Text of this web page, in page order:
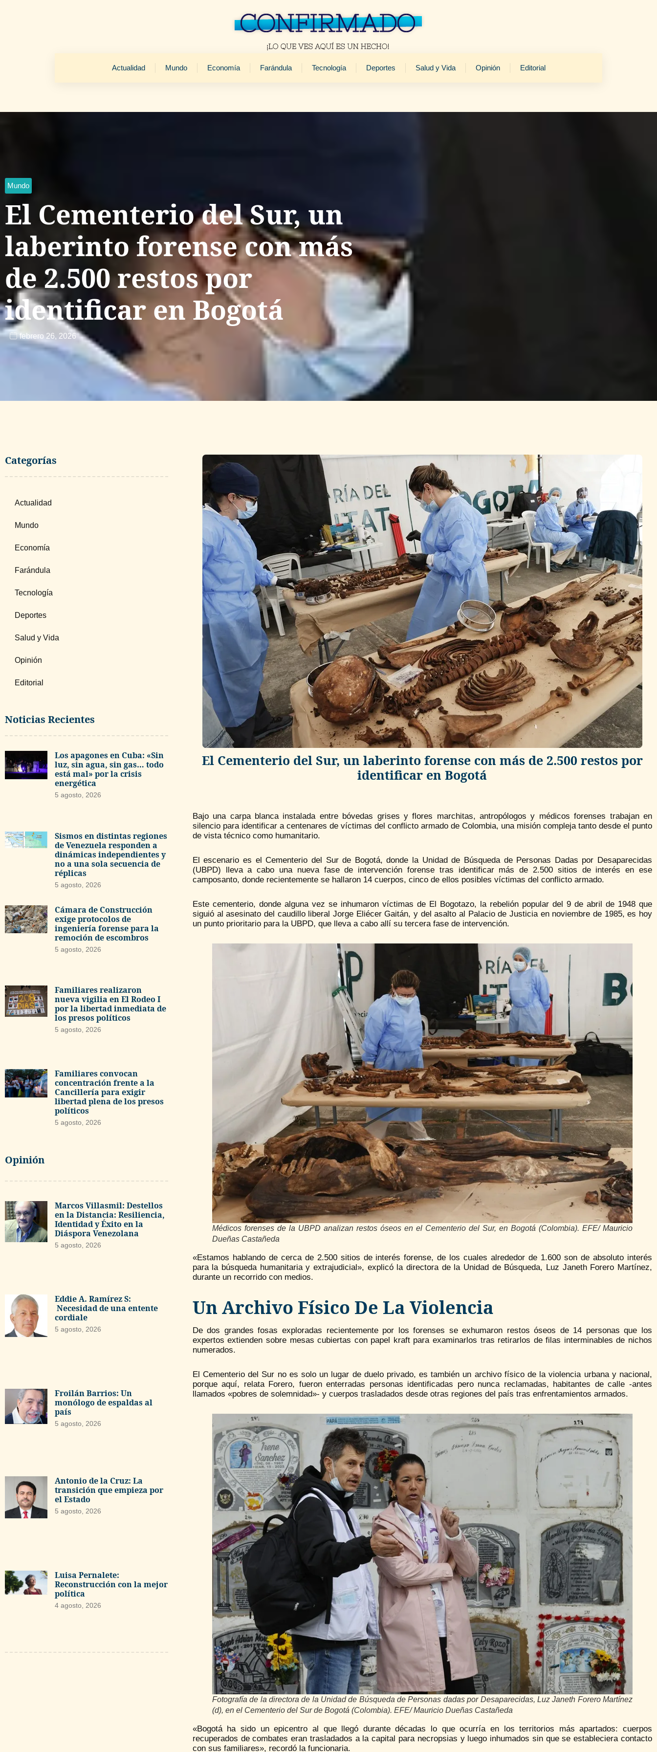
Actualidad Mundo Economía Farándula Tecnología Deportes Salud y Vida Opinión Editorial
Mundo
El Cementerio del Sur, un
laberinto forense con más
de 2.500 restos por
identificar en Bogotá
febrero 26, 2026
Categorías
Actualidad
Mundo
Economía
Farándula
Tecnología
Deportes
Salud y Vida
Opinión
Editorial
Noticias Recientes
Los apagones en Cuba: «Sin
luz, sin agua, sin gas… todo
está mal» por la crisis
energética
5 agosto, 2026
Sismos en distintas regiones
de Venezuela responden a
dinámicas independientes y
no a una sola secuencia de
réplicas
5 agosto, 2026
Cámara de Construcción
exige protocolos de
ingeniería forense para la
remoción de escombros
5 agosto, 2026
Familiares realizaron
nueva vigilia en El Rodeo I
por la libertad inmediata de
los presos políticos
5 agosto, 2026
Familiares convocan
concentración frente a la
Cancillería para exigir
libertad plena de los presos
políticos
5 agosto, 2026
Opinión
Marcos Villasmil: Destellos
en la Distancia: Resiliencia,
Identidad y Éxito en la
Diáspora Venezolana
5 agosto, 2026
Eddie A. Ramírez S:
Necesidad de una entente
cordiale
5 agosto, 2026
Froilán Barrios: Un
monólogo de espaldas al
país
5 agosto, 2026
Antonio de la Cruz: La
transición que empieza por
el Estado
5 agosto, 2026
Luisa Pernalete:
Reconstrucción con la mejor
política
4 agosto, 2026
El Cementerio del Sur, un laberinto forense con más de 2.500 restos por
identificar en Bogotá
Bajo una carpa blanca instalada entre bóvedas grises y flores marchitas, antropólogos y médicos forenses trabajan en
silencio para identificar a centenares de víctimas del conflicto armado de Colombia, una misión compleja tanto desde el punto
de vista técnico como humanitario.
El escenario es el Cementerio del Sur de Bogotá, donde la Unidad de Búsqueda de Personas Dadas por Desaparecidas
(UBPD) lleva a cabo una nueva fase de intervención forense tras identificar más de 2.500 sitios de interés en ese
camposanto, donde recientemente se hallaron 14 cuerpos, cinco de ellos posibles víctimas del conflicto armado.
Este cementerio, donde alguna vez se inhumaron víctimas de El Bogotazo, la rebelión popular del 9 de abril de 1948 que
siguió al asesinato del caudillo liberal Jorge Eliécer Gaitán, y del asalto al Palacio de Justicia en noviembre de 1985, es hoy
un punto prioritario para la UBPD, que lleva a cabo allí su tercera fase de intervención.
Médicos forenses de la UBPD analizan restos óseos en el Cementerio del Sur, en Bogotá (Colombia). EFE/ Mauricio
Dueñas Castañeda
«Estamos hablando de cerca de 2.500 sitios de interés forense, de los cuales alrededor de 1.600 son de absoluto interés
para la búsqueda humanitaria y extrajudicial», explicó la directora de la Unidad de Búsqueda, Luz Janeth Forero Martínez,
durante un recorrido con medios.
Un Archivo Físico De La Violencia
De dos grandes fosas exploradas recientemente por los forenses se exhumaron restos óseos de 14 personas que los
expertos extienden sobre mesas cubiertas con papel kraft para examinarlos tras retirarlos de filas interminables de nichos
numerados.
El Cementerio del Sur no es solo un lugar de duelo privado, es también un archivo físico de la violencia urbana y nacional,
porque aquí, relata Forero, fueron enterradas personas identificadas pero nunca reclamadas, habitantes de calle -antes
llamados «pobres de solemnidad»- y cuerpos trasladados desde otras regiones del país tras enfrentamientos armados.
Fotografía de la directora de la Unidad de Búsqueda de Personas dadas por Desaparecidas, Luz Janeth Forero Martínez
(d), en el Cementerio del Sur de Bogotá (Colombia). EFE/ Mauricio Dueñas Castañeda
«Bogotá ha sido un epicentro al que llegó durante décadas lo que ocurría en los territorios más apartados: cuerpos
recuperados de combates eran trasladados a la capital para necropsias y luego inhumados sin que se estableciera contacto
con sus familiares», recordó la funcionaria.